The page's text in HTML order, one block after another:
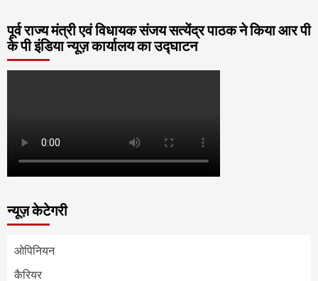
पूर्व राज्य मंत्री एवं विधायक संजय सत्येंद्र पाठक ने किया आर पी
के पी इंडिया न्यूज़ कार्यालय का उद्घाटन
न्यूज़ केटेगरी
ओपिनियन
कैरियर